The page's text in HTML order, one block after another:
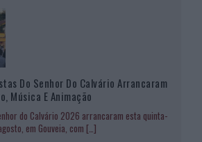
Do Senhor Do Calvário Arrancaram
Música E Animação
do Calvário 2026 arrancaram esta quinta-
em Gouveia, com […]